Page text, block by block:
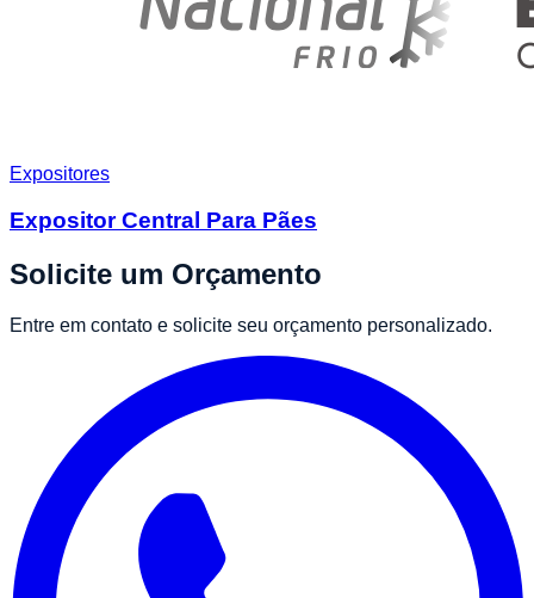
Expositores
Expositor Central Para Pães
Solicite um Orçamento
Entre em contato e solicite seu orçamento personalizado.